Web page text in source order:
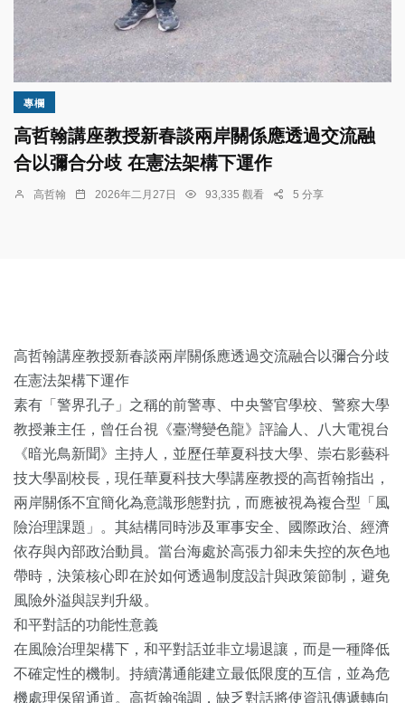
專欄
高哲翰講座教授新春談兩岸關係應透過交流融
合以彌合分歧 在憲法架構下運作
高哲翰 2026年二月27日 93,335 觀看 5 分享
高哲翰講座教授新春談兩岸關係應透過交流融合以彌合分歧
在憲法架構下運作
素有「警界孔子」之稱的前警專、中央警官學校、警察大學
教授兼主任，曾任台視《臺灣變色龍》評論人、八大電視台
《暗光鳥新聞》主持人，並歷任華夏科技大學、崇右影藝科
技大學副校長，現任華夏科技大學講座教授的高哲翰指出，
兩岸關係不宜簡化為意識形態對抗，而應被視為複合型「風
險治理課題」。其結構同時涉及軍事安全、國際政治、經濟
依存與內部政治動員。當台海處於高張力卻未失控的灰色地
帶時，決策核心即在於如何透過制度設計與政策節制，避免
風險外溢與誤判升級。
和平對話的功能性意義
在風險治理架構下，和平對話並非立場退讓，而是一種降低
不確定性的機制。持續溝通能建立最低限度的互信，並為危
機處理保留通道。高哲翰強調，缺乏對話將使資訊傳遞轉向